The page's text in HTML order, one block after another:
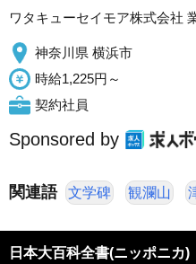
ワタキューセイモア株式会社
神奈川県 横浜市
時給1,225円～
契約社員
Sponsored by
関連語 文学碑 観瀾山
日本大百科全書(ニッポニカ)